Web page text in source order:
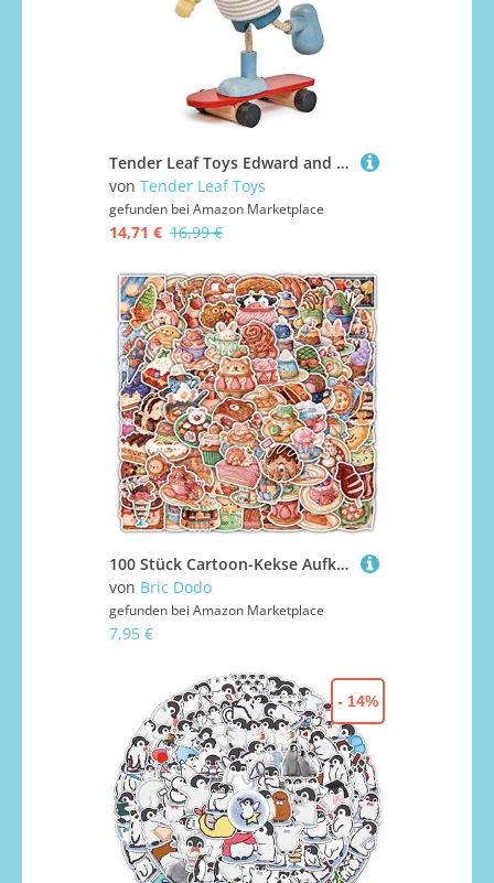
Tender Leaf Toys Edward and his Skateboard – Flexibles Puppenhaus aus Holz, Mehrfarbig, Kinder One Size, TL8145
von Tender Leaf Toys
gefunden bei Amazon Marketplace
14,71 € 16,99 €
100 Stück Cartoon-Kekse Aufkleber Wasserflaschen Laptop Telefon Gitarre Skateboard Computer Koffer Fahrrad Food Vinyl Stickers Wasserdicht Ästhetisch Aufkleber für Jugendliche Kinder Erwachsene
von Bric Dodo
gefunden bei Amazon Marketplace
7,95 €
- 14%